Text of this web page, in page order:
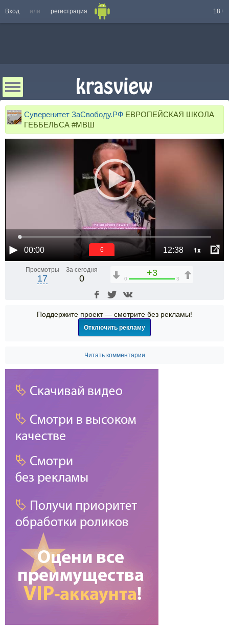
Вход или регистрация 18+
Суверенитет ЗаСвободу.РФ ЕВРОПЕЙСКАЯ ШКОЛА
ГЕББЕЛЬСА #МВШ
00:00 12:38 1x
6
Просмотры
17
За сегодня
0
+3
0 3
Поддержите проект — смотрите без рекламы!
Отключить рекламу
Читать комментарии